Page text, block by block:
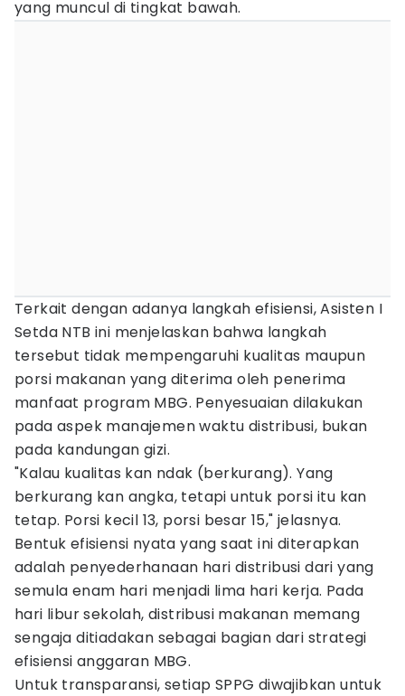
yang muncul di tingkat bawah.
Terkait dengan adanya langkah efisiensi, Asisten I
Setda NTB ini menjelaskan bahwa langkah
tersebut tidak mempengaruhi kualitas maupun
porsi makanan yang diterima oleh penerima
manfaat program MBG. Penyesuaian dilakukan
pada aspek manajemen waktu distribusi, bukan
pada kandungan gizi.
"Kalau kualitas kan ndak (berkurang). Yang
berkurang kan angka, tetapi untuk porsi itu kan
tetap. Porsi kecil 13, porsi besar 15," jelasnya.
Bentuk efisiensi nyata yang saat ini diterapkan
adalah penyederhanaan hari distribusi dari yang
semula enam hari menjadi lima hari kerja. Pada
hari libur sekolah, distribusi makanan memang
sengaja ditiadakan sebagai bagian dari strategi
efisiensi anggaran MBG.
Untuk transparansi, setiap SPPG diwajibkan untuk